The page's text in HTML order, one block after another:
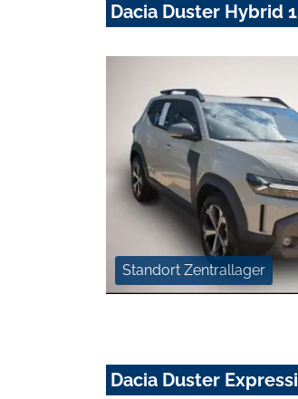
Dacia Duster Hybrid
Standort Zentrallager
Dacia Duster